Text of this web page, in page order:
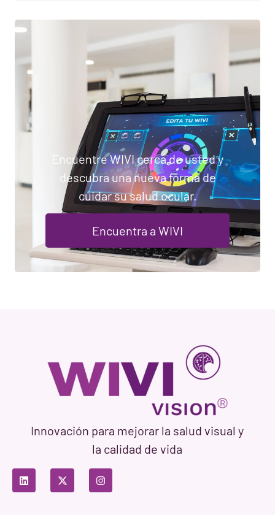
Encuentre WIVI cerca de usted y
descubra una nueva forma de
cuidar su salud ocular.
Encuentra a WIVI
Innovación para mejorar la salud visual y
la calidad de vida